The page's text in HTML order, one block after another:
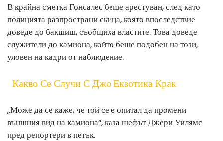
В крайна сметка Гонсалес беше арестуван, след като
полицията разпространи скица, която впоследствие
доведе до бакшиш, съобщиха властите. Това доведе
служители до камиона, който беше подобен на този,
уловен на кадри от наблюдение.
Какво Се Случи С Джо Екзотика Крак
„Може да се каже, че той се е опитал да промени
външния вид на камиона“, каза шефът Джери Уилямс
пред репортери в петък.